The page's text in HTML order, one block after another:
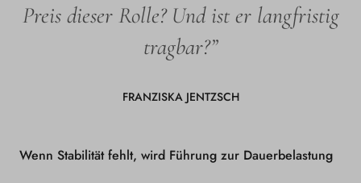
Preis dieser Rolle? Und ist er langfristig
tragbar?”
FRANZISKA JENTZSCH
Wenn Stabilität fehlt, wird Führung zur Dauerbelastung